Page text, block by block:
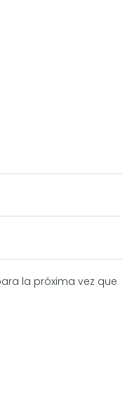
la próxima vez que